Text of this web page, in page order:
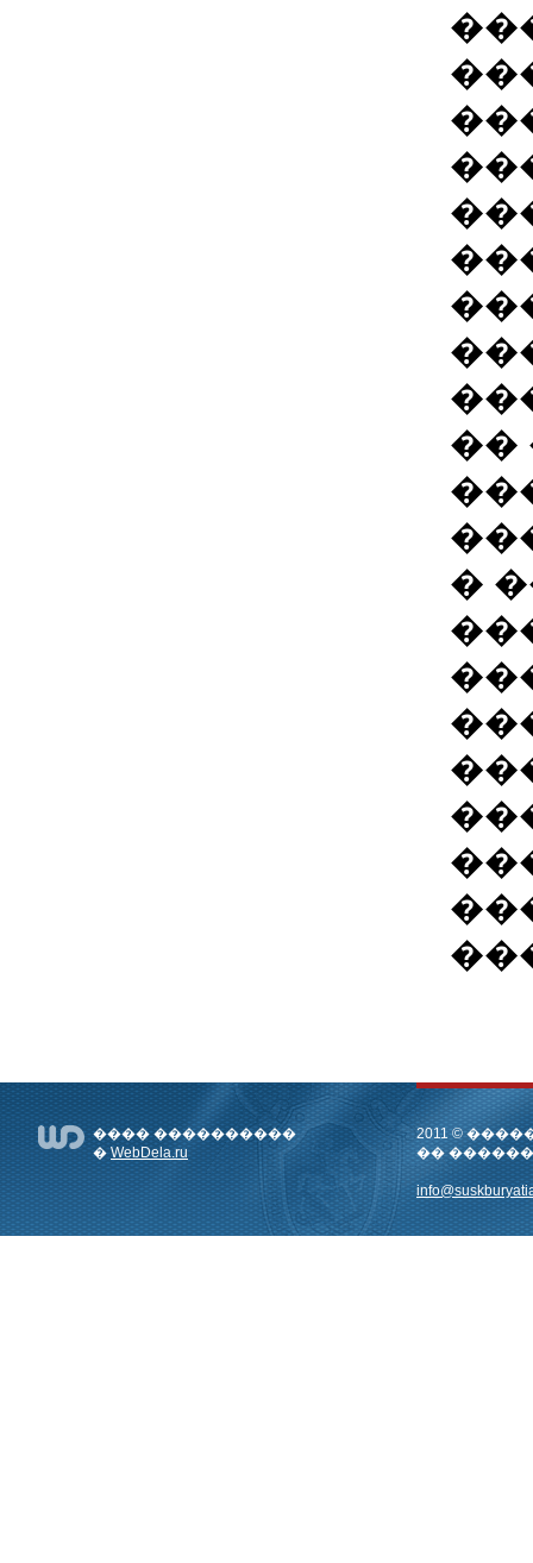
��
�
���� ����������
�WebDela.ru
2011 ©
��